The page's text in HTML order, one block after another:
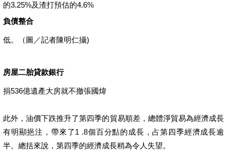
的3.25%及渣打預估的4.6%
負債整合
低。（圖／記者陳明仁攝)
房屋二胎貸款銀行
捐536億遺產大房就不撤張國煒
此外，油價下跌推升了第四季的貿易順差，總體淨貿易為經濟成長
有明顯挹注，帶來了1 .8個百分點的成長，占第四季經濟成長逾
半。總括來說，第四季的經濟成長稍為令人失望。